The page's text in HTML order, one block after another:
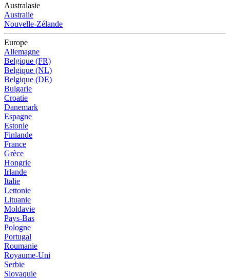
Australasie
Australie
Nouvelle-Zélande
Europe
Allemagne
Belgique (FR)
Belgique (NL)
Belgique (DE)
Bulgarie
Croatie
Danemark
Espagne
Estonie
Finlande
France
Grèce
Hongrie
Irlande
Italie
Lettonie
Lituanie
Moldavie
Pays-Bas
Pologne
Portugal
Roumanie
Royaume-Uni
Serbie
Slovaquie